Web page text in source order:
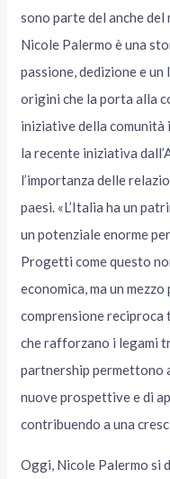
sono parte del anche
Nicole Palermo è una
passione, dedizione e
origini che la porta alla
iniziative della comunità
la recente iniziativa
l’importanza delle
paesi. «L’Italia ha un
un potenziale enorme
Progetti come questo
economica, ma un
comprensione
che rafforzano i legami
partnership permettono
nuove prospettive e di
contribuendo a una
Oggi, Nicole Palermo si